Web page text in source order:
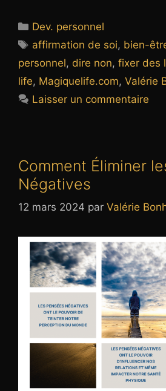
Catégories
Dev. personnel
Étiquettes
affirmation de soi, bien-
personnel, dire non, fixer des
life, Magiquelife.com, Valérie
Laisser un commentaire
Comment Éliminer
Négatives
12 mars 2024 par Valérie